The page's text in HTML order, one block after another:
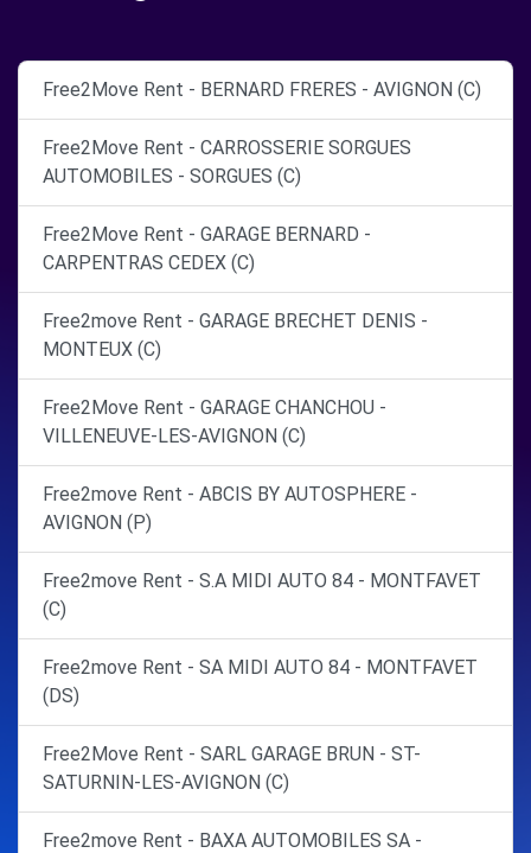
Free2Move Rent - BERNARD FRERES - AVIGNON (C)
Free2Move Rent - CARROSSERIE SORGUES
AUTOMOBILES - SORGUES (C)
Free2Move Rent - GARAGE BERNARD -
CARPENTRAS CEDEX (C)
Free2move Rent - GARAGE BRECHET DENIS -
MONTEUX (C)
Free2Move Rent - GARAGE CHANCHOU -
VILLENEUVE-LES-AVIGNON (C)
Free2move Rent - ABCIS BY AUTOSPHERE -
AVIGNON (P)
Free2move Rent - S.A MIDI AUTO 84 - MONTFAVET
(C)
Free2move Rent - SA MIDI AUTO 84 - MONTFAVET
(DS)
Free2Move Rent - SARL GARAGE BRUN - ST-
SATURNIN-LES-AVIGNON (C)
Free2move Rent - BAXA AUTOMOBILES SA -